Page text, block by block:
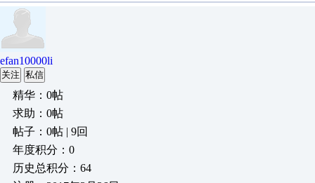
efan10000li
关注 私信
精华：0帖
求助：0帖
帖子：0帖 | 9回
年度积分：0
历史总积分：64